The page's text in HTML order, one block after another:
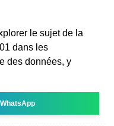
le sujet de la
dans les
des données, y
WhatsApp